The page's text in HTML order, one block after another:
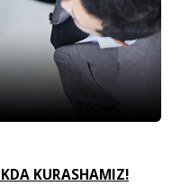
KURASHAMIZ!